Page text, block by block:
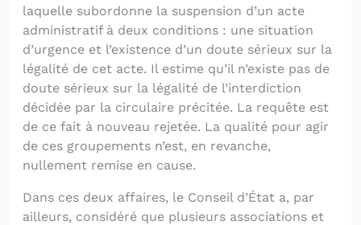
laquelle subordonne la suspension d’un acte
administratif à deux conditions : une situation
d’urgence et l’existence d’un doute sérieux sur la
légalité de cet acte. Il estime qu’il n’existe pas de
doute sérieux sur la légalité de l’interdiction
décidée par la circulaire précitée. La requête est
de ce fait à nouveau rejetée. La qualité pour agir
de ces groupements n’est, en revanche,
nullement remise en cause.
Dans ces deux affaires, le Conseil d’État a, par
ailleurs, considéré que plusieurs associations et